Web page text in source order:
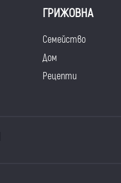
ГРИЖОВНА
Семейство
Дом
Рецепти